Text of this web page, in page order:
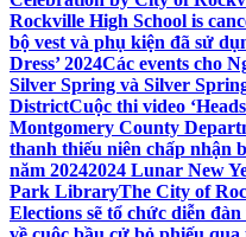
Rockville High School is
bộ vest và phụ kiện đã sử
Dress’ 2024Các events cho
Silver Spring và Silver
DistrictCuộc thi video
Montgomery County
thanh thiếu niên chấp nhận
năm 20242024 Lunar New
Park LibraryThe City of
Elections sẽ tổ chức diễn